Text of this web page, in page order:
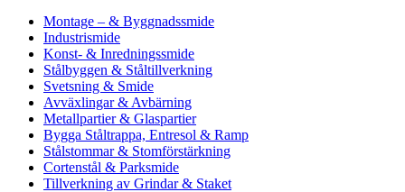
Montage – & Byggnadssmide
Industrismide
Konst- & Inredningssmide
Stålbyggen & Ståltillverkning
Svetsning & Smide
Avväxlingar & Avbärning
Metallpartier & Glaspartier
Bygga Ståltrappa, Entresol & Ramp
Stålstommar & Stomförstärkning
Cortenstål & Parksmide
Tillverkning av Grindar & Staket